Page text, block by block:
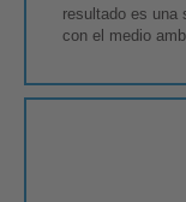
resultado es una
con el medio